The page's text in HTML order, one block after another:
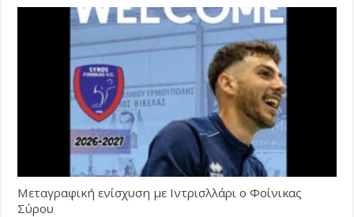
Μεταγραφική ενίσχυση με Ιντρισλλάρι ο Φοίνικας
Σύρου